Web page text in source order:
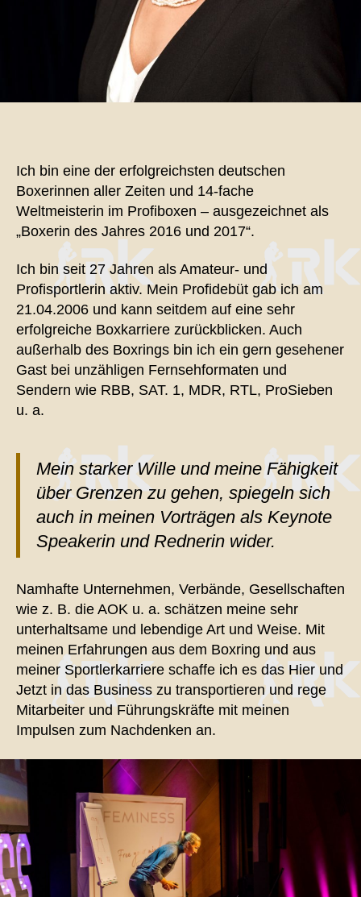
Ich bin eine der erfolgreichsten deutschen
Boxerinnen aller Zeiten und 14-fache
Weltmeisterin im Profiboxen – ausgezeichnet als
„Boxerin des Jahres 2016 und 2017“.
Ich bin seit 27 Jahren als Amateur- und
Profisportlerin aktiv. Mein Profidebüt gab ich am
21.04.2006 und kann seitdem auf eine sehr
erfolgreiche Boxkarriere zurückblicken. Auch
außerhalb des Boxrings bin ich ein gern gesehener
Gast bei unzähligen Fernsehformaten und
Sendern wie RBB, SAT. 1, MDR, RTL, ProSieben
u. a.
Mein starker Wille und meine Fähigkeit
über Grenzen zu gehen, spiegeln sich
auch in meinen Vorträgen als Keynote
Speakerin und Rednerin wider.
Namhafte Unternehmen, Verbände, Gesellschaften
wie z. B. die AOK u. a. schätzen meine sehr
unterhaltsame und lebendige Art und Weise. Mit
meinen Erfahrungen aus dem Boxring und aus
meiner Sportlerkarriere schaffe ich es das Hier und
Jetzt in das Business zu transportieren und rege
Mitarbeiter und Führungskräfte mit meinen
Impulsen zum Nachdenken an.